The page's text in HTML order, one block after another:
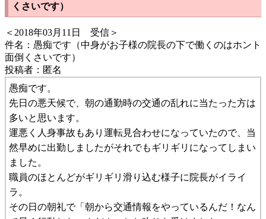
くさいです）
＜2018年03月11日 受信＞
件名：愚痴です（中身がお子様の院長の下で働くのはホント
面倒くさいです）
投稿者：匿名
愚痴です。
先日の悪天候で、朝の通勤時の交通の乱れに当たった方は
多いと思います。
運悪く人身事故もあり運転見合わせになっていたので、当
然早めに出勤しましたがそれでもギリギリになってしまい
ました。
職員のほとんどがギリギリ滑り込む様子に院長がイライ
ラ。
その日の朝礼で「朝から交通情報をやっているんだ！なん